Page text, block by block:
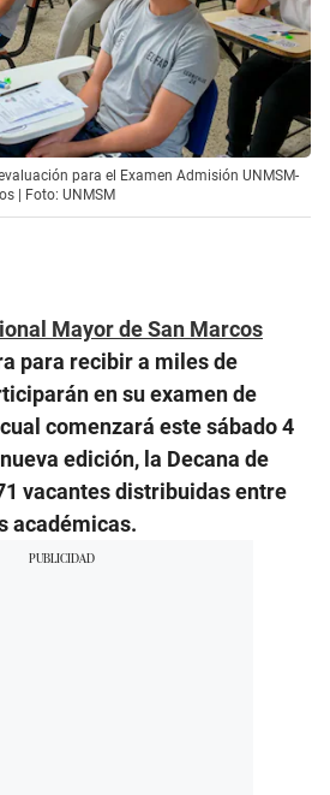
para el Examen Admisión UNMSM-
| Foto: UNMSM
Mayor de San Marcos
para recibir a miles de
en su examen de
comenzará este sábado 4
edición, la Decana de
vacantes distribuidas entre
académicas.